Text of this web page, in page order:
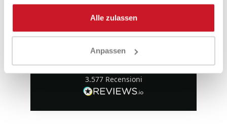
Alle zulassen
Anpassen
Eccezionale
4,85Valutazioni
3.577 Recensioni